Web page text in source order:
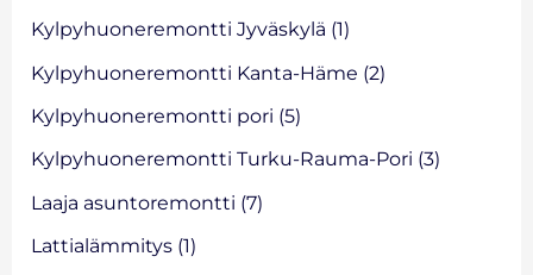
Kylpyhuoneremontti Jyväskylä (1)
Kylpyhuoneremontti Kanta-Häme (2)
Kylpyhuoneremontti pori (5)
Kylpyhuoneremontti Turku-Rauma-Pori (3)
Laaja asuntoremontti (7)
Lattialämmitys (1)